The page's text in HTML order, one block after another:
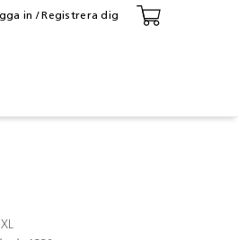
in / Registrera dig